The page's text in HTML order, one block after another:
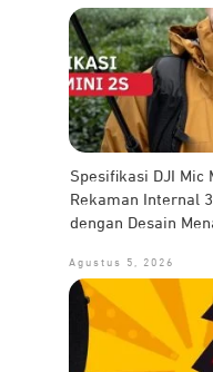
Spesifikasi DJI Mic
Rekaman Internal
dengan Desain
Agustus 5, 2026